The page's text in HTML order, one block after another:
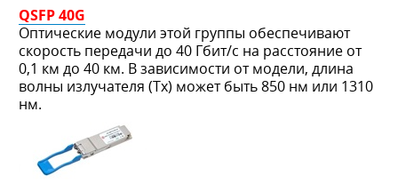
QSFP 40G
Оптические модули этой группы обеспечивают
скорость передачи до 40 Гбит/с на расстояние от
0,1 км до 40 км. В зависимости от модели, длина
волны излучателя (Тх) может быть 850 нм или 1310
нм.